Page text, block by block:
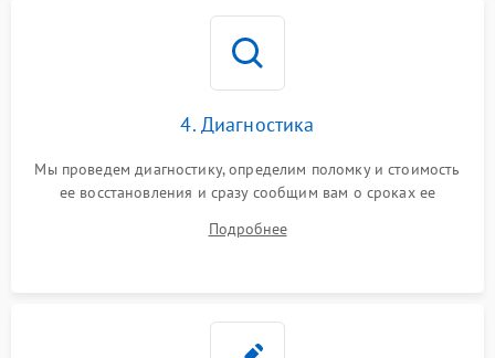
4. Диагностика
Мы проведем диагностику, определим поломку и стоимость
ее восстановления и сразу сообщим вам о сроках ее
Подробнее